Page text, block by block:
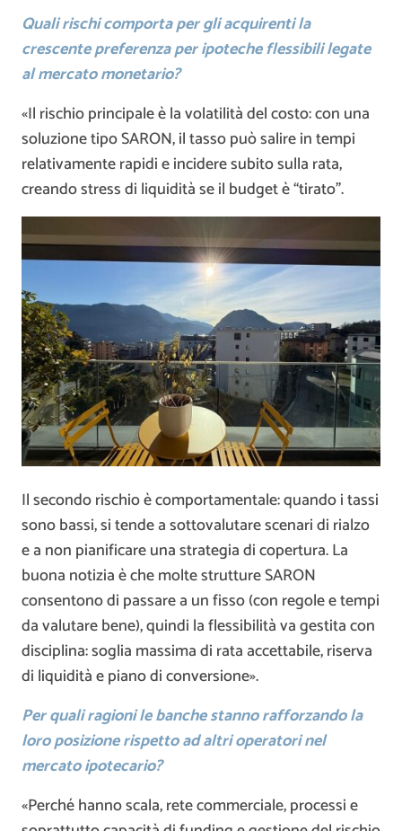
Quali rischi comporta per gli acquirenti la
crescente preferenza per ipoteche flessibili legate
al mercato monetario?
«Il rischio principale è la volatilità del costo: con una
soluzione tipo SARON, il tasso può salire in tempi
relativamente rapidi e incidere subito sulla rata,
creando stress di liquidità se il budget è “tirato”.
Il secondo rischio è comportamentale: quando i tassi
sono bassi, si tende a sottovalutare scenari di rialzo
e a non pianificare una strategia di copertura. La
buona notizia è che molte strutture SARON
consentono di passare a un fisso (con regole e tempi
da valutare bene), quindi la flessibilità va gestita con
disciplina: soglia massima di rata accettabile, riserva
di liquidità e piano di conversione».
Per quali ragioni le banche stanno rafforzando la
loro posizione rispetto ad altri operatori nel
mercato ipotecario?
«Perché hanno scala, rete commerciale, processi e